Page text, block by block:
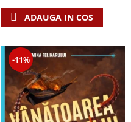
ADAUGA IN COS
-11%